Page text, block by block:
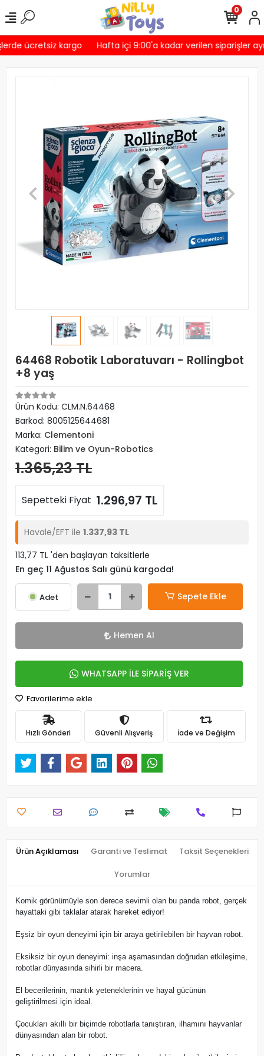
ücretsiz kargo Hafta içi 9:00'a kadar verilen siparişler
0
64468 Robotik Laboratuvarı - Rollingbot
+8 yaş
Ürün Kodu: CLM.N.64468
Barkod: 8005125644681
Marka: Clementoni
Kategori: Bilim ve Oyun-Robotics
1.365,23 TL
Sepetteki Fiyat 1.296,97 TL
Havale/EFT ile 1.337,93 TL
113,77 TL 'den başlayan taksitlerle
En geç 11 Ağustos Salı günü kargoda!
Adet Sepete Ekle
Hemen Al
WHATSAPP İLE SİPARİŞ VER
Favorilerime ekle
Hızlı Gönderi Güvenli Alışveriş İade ve Değişim
Ürün Açıklaması Garanti ve Teslimat Taksit Seçenekleri
Yorumlar
Komik görünümüyle son derece sevimli olan bu panda robot, gerçek
hayattaki gibi taklalar atarak hareket ediyor!
Eşsiz bir oyun deneyimi için bir araya getirilebilen bir hayvan robot.
Eksiksiz bir oyun deneyimi: inşa aşamasından doğrudan etkileşime,
robotlar dünyasında sihirli bir macera.
El becerilerinin, mantık yeteneklerinin ve hayal gücünün
geliştirilmesi için ideal.
Çocukları akıllı bir biçimde robotlarla tanıştıran, ilhamını hayvanlar
dünyasından alan bir robot.